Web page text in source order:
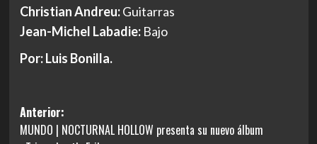
Christian Andreu:Guitarras
Jean-Michel Labadie:Bajo
Por: Luis Bonilla.
Navegación
Anterior:
MUNDO | NOCTURNAL HOLLOW presenta su nuevo álbum